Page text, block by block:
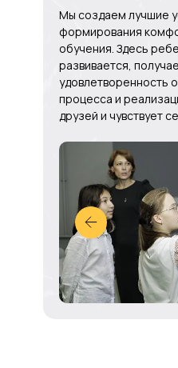
Мы создаем лучшие
формирования
обучения. Здесь
развивается,
удовлетворенность
процесса и
друзей и чувствует